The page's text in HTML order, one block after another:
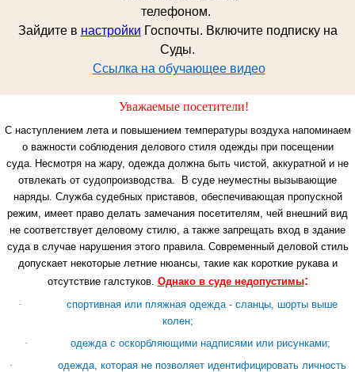
телефоном.
Зайдите в настройки Госпочты. Включите подписку на
Суды.
Ссылка на обучающее видео
Уважаемые посетители!
С наступлением лета и повышением температуры воздуха напоминаем
о важности соблюдения делового стиля одежды при посещении
суда. Несмотря на жару, одежда должна быть чистой, аккуратной и не
отвлекать от судопроизводства. В суде неуместны вызывающие
наряды. Служба судебных приставов, обеспечивающая пропускной
режим, имеет право делать замечания посетителям, чей внешний вид
не соответствует деловому стилю, а также запрещать вход в здание
суда в случае нарушения этого правила. Современный деловой стиль
допускает некоторые летние нюансы, такие как короткие рукава и
отсутствие галстуков. Однако в суде недопустимы:
·
спортивная или пляжная одежда - сланцы, шорты выше
колен;
·
одежда с оскорбляющими надписями или рисунками;
·
одежда, которая не позволяет идентифицировать личность